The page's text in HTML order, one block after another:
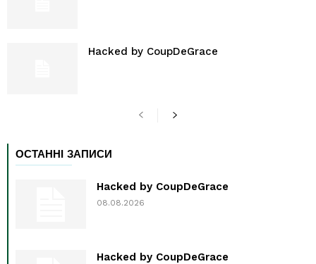
Hacked by CoupDeGrace
ОСТАННІ ЗАПИСИ
Hacked by CoupDeGrace
08.08.2026
Hacked by CoupDeGrace